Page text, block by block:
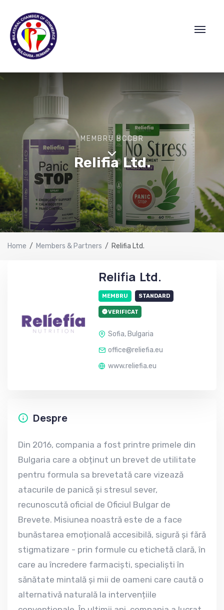
MEMBRU BCCBR
Relifia Ltd.
Home Members & Partners Relifia Ltd.
Relifia Ltd.
MEMBRU STANDARD
VERIFICAT
Sofia, Bulgaria
office@reliefia.eu
www.reliefia.eu
Despre
Din 2016, compania a fost printre primele din
Bulgaria care a obținut un brevet de utilitate
pentru formula sa brevetată care vizează
atacurile de panică și stresul sever,
recunoscută oficial de Oficiul Bulgar de
Brevete. Misiunea noastră este de a face
bunăstarea emoțională accesibilă, sigură și fără
stigmatizare - prin formule cu etichetă clară, în
care au încredere farmaciști, specialiști în
sănătate mintală și mii de oameni care caută o
alternativă naturală la intervențiile